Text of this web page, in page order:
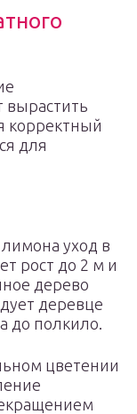
вырастить
корректный
для
уход в
рост до 2 м и
дерево
деревце
до полкило.
цветении